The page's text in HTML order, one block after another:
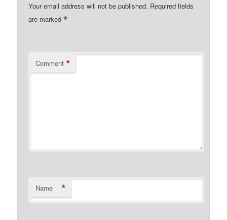
Your email address will not be published. Required fields
are marked*
Comment *
Name *